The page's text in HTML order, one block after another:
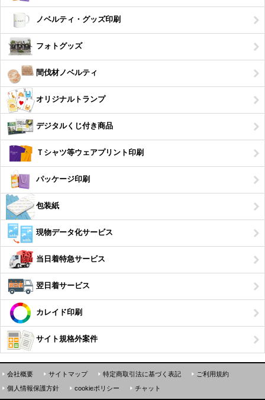
ノベルティ・グッズ印刷
フォトグッズ
間伐材ノベルティ
オリジナルトランプ
デジタルくじ付き商品
Ｔシャツ等ウェアプリント印刷
パッケージ印刷
包装紙
現物データ化サービス
当日着特急サービス
翌日着サービス
カレイド印刷
サイト規格外案件
会社概要 サイトマップ 特定商取引法に基づく表記
ご利用規約
個人情報保護方針
cookieポリシー チャット